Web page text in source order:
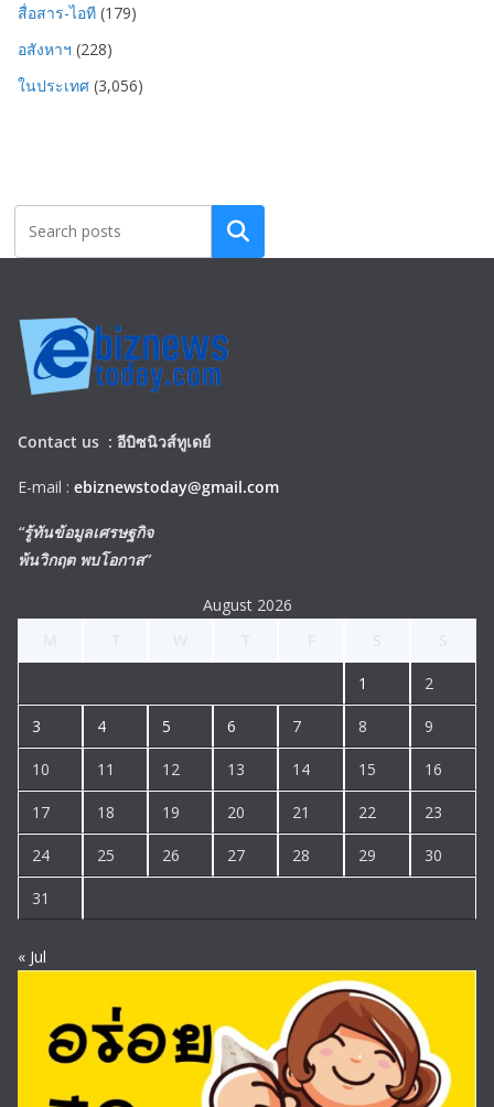
สื่อสาร-ไอที (179)
อสังหาฯ (228)
ในประเทศ (3,056)
Search
Contact us : อีบิซนิวส์ทูเดย์
E-mail : ebiznewstoday@gmail.com
“รู้ทันข้อมูลเศรษฐกิจ
พ้นวิกฤต พบโอกาส”
August 2026
1 2
3 4 5 6 7 8 9
10 11 12 13 14 15 16
17 18 19 20 21 22 23
24 25 26 27 28 29 30
31
« Jul